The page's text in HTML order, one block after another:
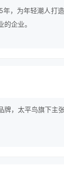
，为年轻潮人打
企业。
，太平鸟旗下主